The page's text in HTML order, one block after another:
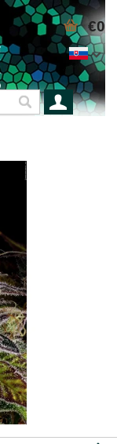
€0